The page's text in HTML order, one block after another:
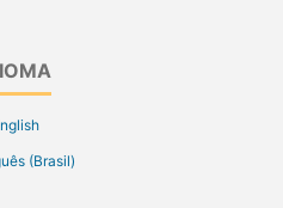
(Brasil)